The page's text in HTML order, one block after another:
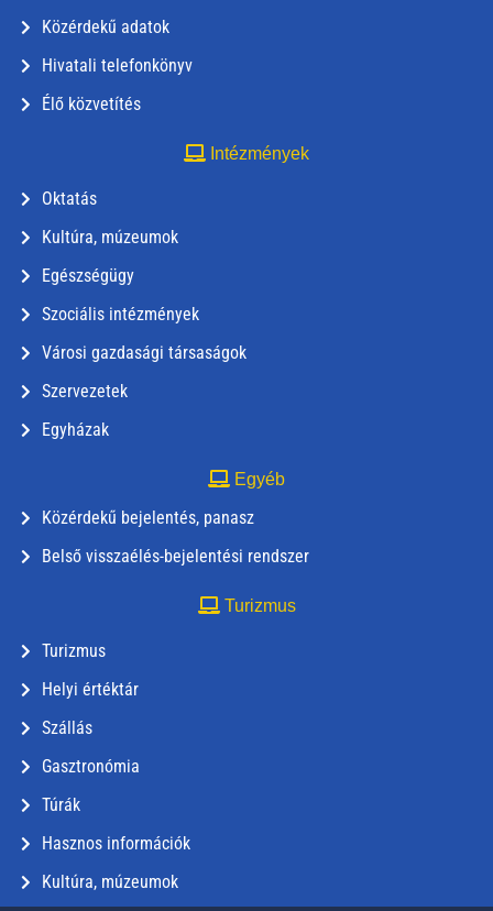
Közérdekű adatok
Hivatali telefonkönyv
Élő közvetítés
Intézmények
Oktatás
Kultúra, múzeumok
Egészségügy
Szociális intézmények
Városi gazdasági társaságok
Szervezetek
Egyházak
Egyéb
Közérdekű bejelentés, panasz
Belső visszaélés-bejelentési rendszer
Turizmus
Turizmus
Helyi értéktár
Szállás
Gasztronómia
Túrák
Hasznos információk
Kultúra, múzeumok